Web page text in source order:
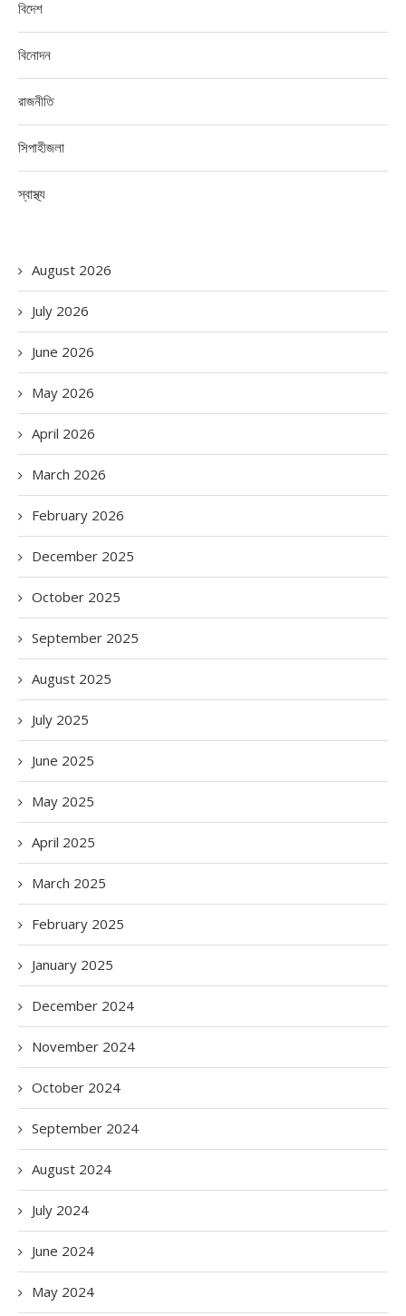
বিদেশ
বিনোদন
রাজনীতি
সিপাহীজলা
স্বাস্থ্য
August 2026
July 2026
June 2026
May 2026
April 2026
March 2026
February 2026
December 2025
October 2025
September 2025
August 2025
July 2025
June 2025
May 2025
April 2025
March 2025
February 2025
January 2025
December 2024
November 2024
October 2024
September 2024
August 2024
July 2024
June 2024
May 2024